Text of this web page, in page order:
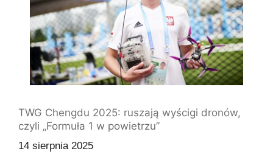
TWG Chengdu 2025: ruszają wyścigi dronów,
czyli „Formuła 1 w powietrzu”
14 sierpnia 2025